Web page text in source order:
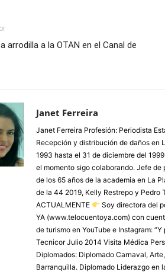
arrodilla a la OTAN en el Canal de
Janet Ferreira
Janet Ferreira Profesión: Periodista
Recepción y distribución de daños en
1993 hasta el 31 de diciembre del
el momento sigo colaborando. Jefe
de los 65 años de la academia en La
de la 44 2019, Kelly Restrepo y Pedro
ACTUALMENTE
Soy directora del
YA (www.telocuentoya.com) con
de turismo en YouTube e Instagram:
Tecnicor Julio 2014 Visita Médica
Diplomados: Diplomado Carnaval,
Barranquilla. Diplomado Liderazgo en